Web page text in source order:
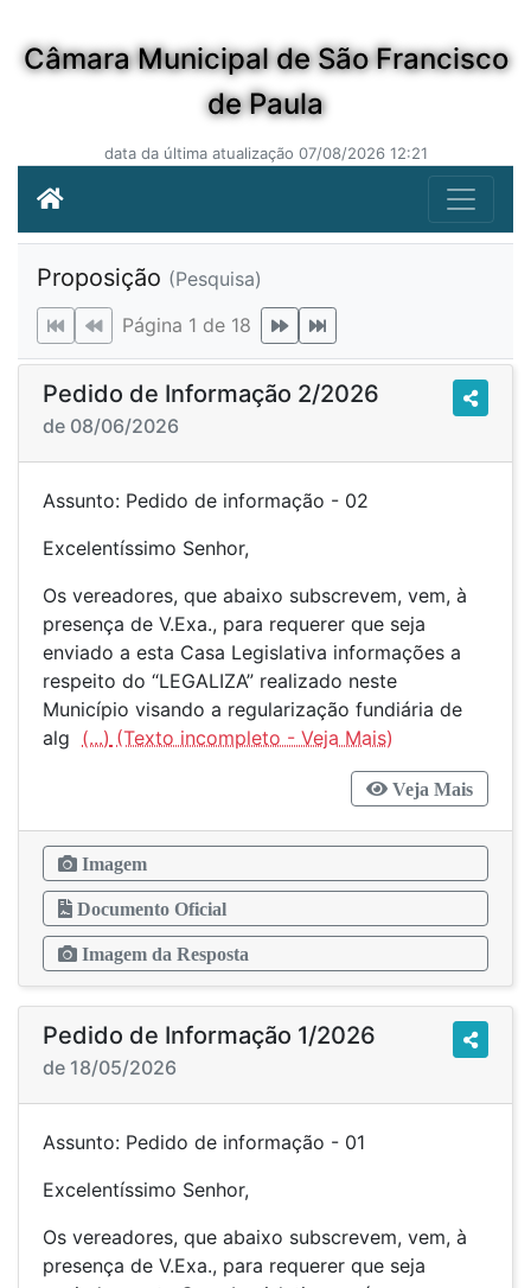
Câmara Municipal de São Francisco
de Paula
data da última atualização 07/08/2026 12:21
Proposição (Pesquisa)
Página 1 de 18
Pedido de Informação 2/2026
de 08/06/2026
Assunto: Pedido de informação - 02
Excelentíssimo Senhor,
Os vereadores, que abaixo subscrevem, vem, à
presença de V.Exa., para requerer que seja
enviado a esta Casa Legislativa informações a
respeito do “LEGALIZA” realizado neste
Município visando a regularização fundiária de
alg (...)
Veja Mais
Imagem
Documento Oficial
Imagem da Resposta
Pedido de Informação 1/2026
de 18/05/2026
Assunto: Pedido de informação - 01
Excelentíssimo Senhor,
Os vereadores, que abaixo subscrevem, vem, à
presença de V.Exa., para requerer que seja